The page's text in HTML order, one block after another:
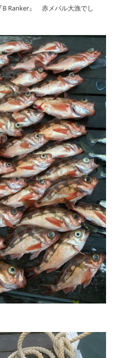
イベント情報
中古艇情報
会社概要
B Ranker』 赤メバル大漁でし